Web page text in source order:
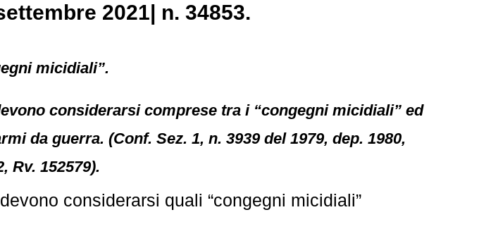
2021| n. 34853.
micidiali”.
considerarsi comprese tra i “congegni micidiali” ed
da guerra. (Conf. Sez. 1, n. 3939 del 1979, dep. 1980,
Rv. 152579).
considerarsi quali “congegni micidiali”